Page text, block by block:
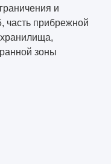
и
прибрежной
зоны